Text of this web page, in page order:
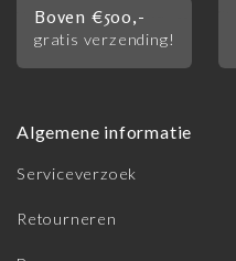
Boven €500,-
gratis verzending!
Algemene informatie
Serviceverzoek
Retourneren